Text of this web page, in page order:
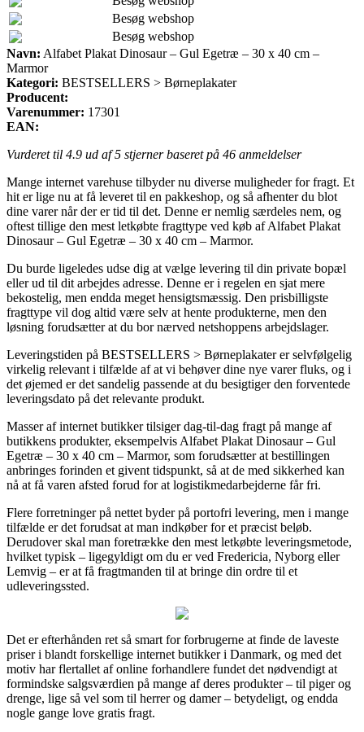
Besøg webshop
Besøg webshop
Navn: Alfabet Plakat Dinosaur – Gul Egetræ – 30 x 40 cm –
Marmor
Kategori: BESTSELLERS > Børneplakater
Producent:
Varenummer: 17301
EAN:
Vurderet til 4.9 ud af 5 stjerner baseret på 46 anmeldelser
Mange internet varehuse tilbyder nu diverse muligheder for fragt. Et
hit er lige nu at få leveret til en pakkeshop, og så afhenter du blot
dine varer når der er tid til det. Denne er nemlig særdeles nem, og
oftest tillige den mest letkøbte fragttype ved køb af Alfabet Plakat
Dinosaur – Gul Egetræ – 30 x 40 cm – Marmor.
Du burde ligeledes udse dig at vælge levering til din private bopæl
eller ud til dit arbejdes adresse. Denne er i regelen en sjat mere
bekostelig, men endda meget hensigtsmæssig. Den prisbilligste
fragttype vil dog altid være selv at hente produkterne, men den
løsning forudsætter at du bor nærved netshoppens arbejdslager.
Leveringstiden på BESTSELLERS > Børneplakater er selvfølgelig
virkelig relevant i tilfælde af at vi behøver dine nye varer fluks, og i
det øjemed er det sandelig passende at du besigtiger den forventede
leveringsdato på det relevante produkt.
Masser af internet butikker tilsiger dag-til-dag fragt på mange af
butikkens produkter, eksempelvis Alfabet Plakat Dinosaur – Gul
Egetræ – 30 x 40 cm – Marmor, som forudsætter at bestillingen
anbringes forinden et givent tidspunkt, så at de med sikkerhed kan
nå at få varen afsted forud for at logistikmedarbejderne får fri.
Flere forretninger på nettet byder på portofri levering, men i mange
tilfælde er det forudsat at man indkøber for et præcist beløb.
Derudover skal man foretrække den mest letkøbte leveringsmetode,
hvilket typisk – ligegyldigt om du er ved Fredericia, Nyborg eller
Lemvig – er at få fragtmanden til at bringe din ordre til et
udleveringssted.
Det er efterhånden ret så smart for forbrugerne at finde de laveste
priser i blandt forskellige internet butikker i Danmark, og med det
motiv har flertallet af online forhandlere fundet det nødvendigt at
formindske salgsværdien på mange af deres produkter – til piger og
drenge, lige så vel som til herrer og damer – betydeligt, og endda
nogle gange love gratis fragt.